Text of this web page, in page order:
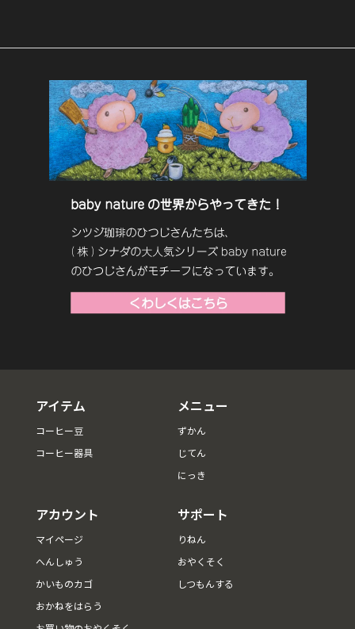
アイテム
コーヒー豆
コーヒー器具
メニュー
ずかん
じてん
にっき
アカウント
マイページ
へんしゅう
かいものカゴ
おかねをはらう
サポート
りねん
おやくそく
しつもんする